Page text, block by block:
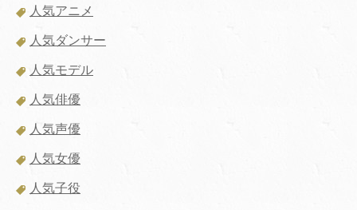
人気アニメ
人気ダンサー
人気モデル
人気俳優
人気声優
人気女優
人気子役